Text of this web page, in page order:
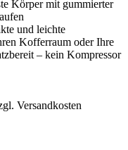
Körper mit gummierter
und leichte
Kofferraum oder Ihre
– kein Kompressor
Versandkosten